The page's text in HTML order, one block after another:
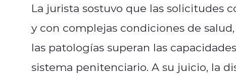
La jurista sostuvo que las solicitudes
y con complejas condiciones de
las patologías superan las
sistema penitenciario. A su juicio, la